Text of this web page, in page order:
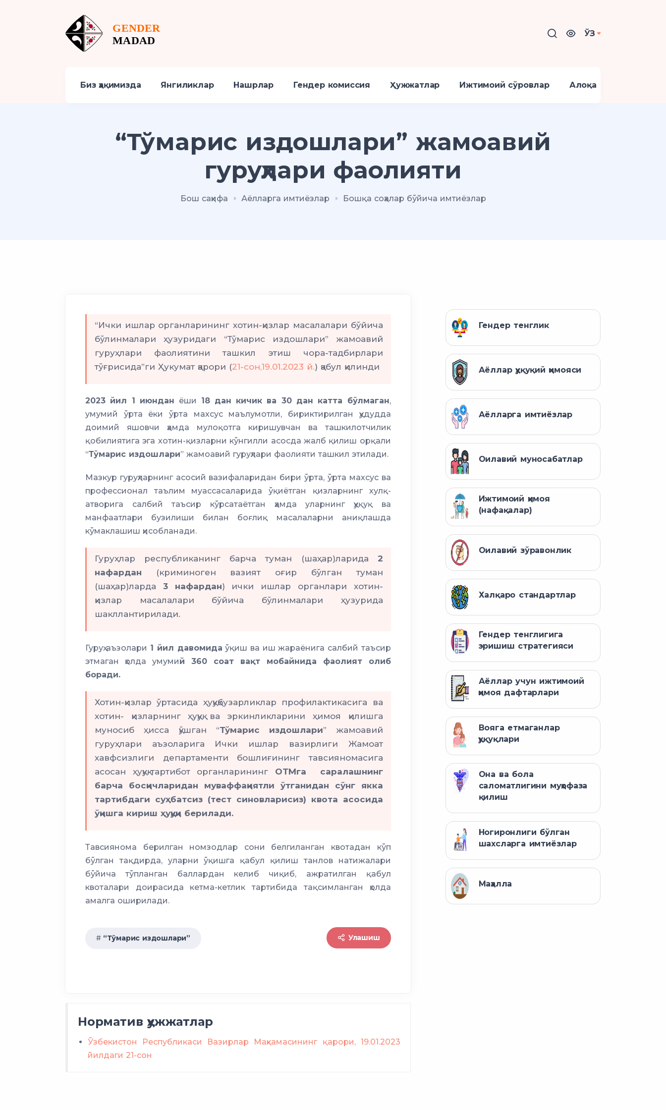
ЎЗ
Биз ҳақимизда Янгиликлар Нашрлар Гендер комиссия Ҳужжатлар Ижтимоий сўровлар Алоқа
“Тўмарис издошлари” жамоавий
гуруҳлари фаолияти
Бош саҳифа Аёлларга имтиёзлар Бошқа соҳалар бўйича имтиёзлар
“Ички ишлар органларининг хотин-қизлар масалалари бўйича
бўлинмалари ҳузуридаги “Тўмарис издошлари” жамоавий
гуруҳлари фаолиятини ташкил этиш чора-тадбирлари
тўғрисида”ги Ҳукумат қарори (21-сон,19.01.2023 й.) қабул қилинди
2023 йил 1 июндан ёши 18 дан кичик ва 30 дан катта бўлмаган,
умумий ўрта ёки ўрта махсус маълумотли, бириктирилган ҳудудда
доимий яшовчи ҳамда мулоқотга киришувчан ва ташкилотчилик
қобилиятига эга хотин-қизларни кўнгилли асосда жалб қилиш орқали
“Тўмарис издошлари” жамоавий гуруҳлари фаолияти ташкил этилади.
Мазкур гуруҳларнинг асосий вазифаларидан бири ўрта, ўрта махсус ва
профессионал таълим муассасаларида ўқиётган қизларнинг хулқ-
атворига салбий таъсир кўрсатаётган ҳамда уларнинг ҳуқуқ ва
манфаатлари бузилиши билан боғлиқ масалаларни аниқлашда
кўмаклашиш ҳисобланади.
Гуруҳлар республиканинг барча туман (шаҳар)ларида 2
нафардан (криминоген вазият оғир бўлган туман
(шаҳар)ларда 3 нафардан) ички ишлар органлари хотин-
қизлар масалалари бўйича бўлинмалари ҳузурида
шакллантирилади.
Гуруҳ аъзолари 1 йил давомида ўқиш ва иш жараёнига салбий таъсир
этмаган ҳолда умумий 360 соат вақт мобайнида фаолият олиб
боради.
Хотин-қизлар ўртасида ҳуқуқбузарликлар профилактикасига ва
хотин- қизларнинг ҳуқуқ ва эркинликларини ҳимоя қилишга
муносиб ҳисса қўшган “Тўмарис издошлари” жамоавий
гуруҳлари аъзоларига Ички ишлар вазирлиги Жамоат
хавфсизлиги департаменти бошлиғининг тавсияномасига
асосан ҳуқуқ-тартибот органларининг ОТМга саралашнинг
барча босқичларидан муваффақиятли ўтганидан сўнг якка
тартибдаги суҳбатсиз (тест синовларисиз) квота асосида
ўқишга кириш ҳуқуқи берилади.
Тавсиянома берилган номзодлар сони белгиланган квотадан кўп
бўлган тақдирда, уларни ўқишга қабул қилиш танлов натижалари
бўйича тўпланган баллардан келиб чиқиб, ажратилган қабул
квоталари доирасида кетма-кетлик тартибида тақсимланган ҳолда
амалга оширилади.
“Тўмарис издошлари” Улашиш
Норматив ҳужжатлар
Ўзбекистон Республикаси Вазирлар Маҳкамасининг қарори, 19.01.2023
йилдаги 21-сон
Гендер тенглик
Аёллар ҳуқуқий ҳимояси
Аёлларга имтиёзлар
Оилавий муносабатлар
Ижтимоий ҳимоя
(нафақалар)
Оилавий зўравонлик
Халқаро стандартлар
Гендер тенглигига
эришиш стратегияси
Аёллар учун ижтимоий
ҳимоя дафтарлари
Вояга етмаганлар
ҳуқуқлари
Она ва бола
саломатлигини муҳофаза
қилиш
Ногиронлиги бўлган
шахсларга имтиёзлар
Маҳалла